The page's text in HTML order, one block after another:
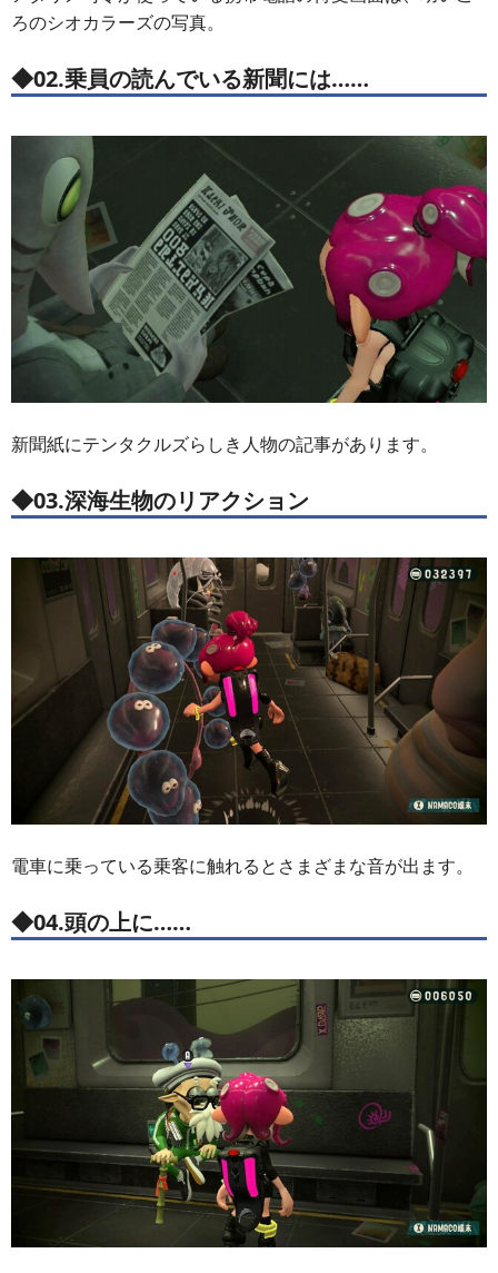
ろのシオカラーズの写真。
◆02.乗員の読んでいる新聞には……
新聞紙にテンタクルズらしき人物の記事があります。
◆03.深海生物のリアクション
電車に乗っている乗客に触れるとさまざまな音が出ます。
◆04.頭の上に……